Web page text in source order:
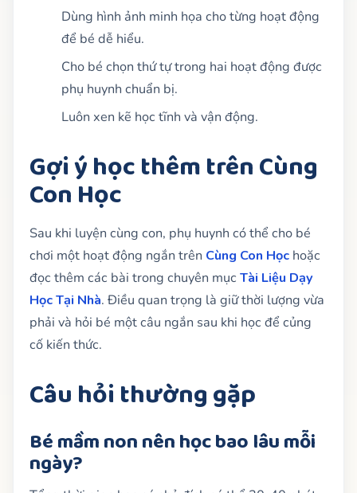
Dùng hình ảnh minh họa cho từng hoạt động
để bé dễ hiểu.
Cho bé chọn thứ tự trong hai hoạt động được
phụ huynh chuẩn bị.
Luôn xen kẽ học tĩnh và vận động.
Gợi ý học thêm trên Cùng
Con Học
Sau khi luyện cùng con, phụ huynh có thể cho bé
chơi một hoạt động ngắn trên Cùng Con Học hoặc
đọc thêm các bài trong chuyên mục Tài Liệu Dạy
Học Tại Nhà. Điều quan trọng là giữ thời lượng vừa
phải và hỏi bé một câu ngắn sau khi học để củng
cố kiến thức.
Câu hỏi thường gặp
Bé mầm non nên học bao lâu mỗi
ngày?